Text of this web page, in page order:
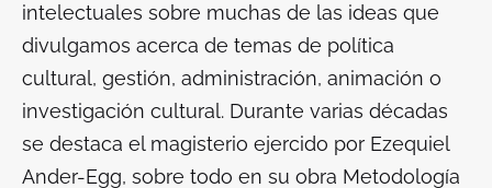
intelectuales sobre muchas de las ideas que
divulgamos acerca de temas de política
cultural, gestión, administración, animación o
investigación cultural. Durante varias décadas
se destaca el magisterio ejercido por Ezequiel
Ander-Egg, sobre todo en su obra Metodología